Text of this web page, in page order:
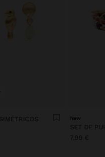
New
7,99 €